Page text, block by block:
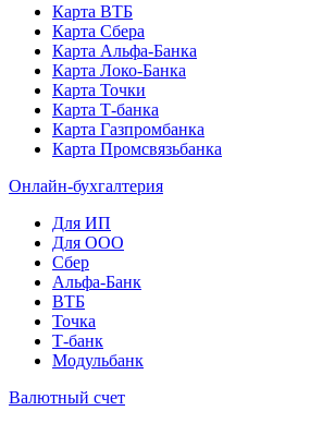
Карта ВТБ
Карта Сбера
Карта Альфа-Банка
Карта Локо-Банка
Карта Точки
Карта Т-банка
Карта Газпромбанка
Карта Промсвязьбанка
Онлайн-бухгалтерия
Для ИП
Для ООО
Сбер
Альфа-Банк
ВТБ
Точка
Т-банк
Модульбанк
Валютный счет